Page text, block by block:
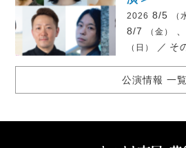
2026 8/5 （
8/7
（金）
（日） ／ そ
公演情報 一覧